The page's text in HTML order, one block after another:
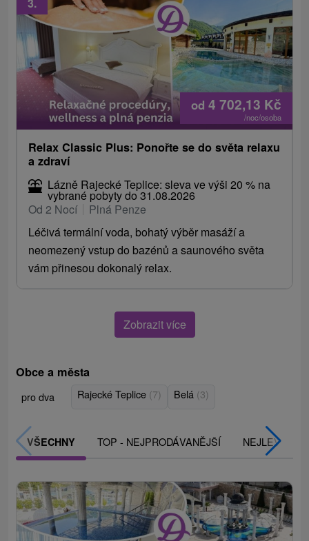
od 4 702,13 Kč
/noc/osoba
Relax Classic Plus: Ponořte se do světa relaxu
a zdraví
Lázně Rajecké Teplice: sleva ve výši 20 % na
vybrané pobyty do 31.08.2026
Od 2 Nocí
Plná Penze
Léčivá termální voda, bohatý výběr masáží a
neomezený vstup do bazénů a saunového světa
vám přinesou dokonalý relax.
Zobrazit více
Obce a města
pro dva Rajecké Teplice (7) Belá (3)
VŠECHNY TOP - NEJPRODÁVANĚJŠÍ NEJLEVNĚJŠÍ